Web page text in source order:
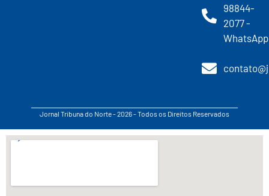
98844-
2077 -
WhatsApp
Jornal Tribuna do Norte - 2026 - Todos os Direitos Reservados